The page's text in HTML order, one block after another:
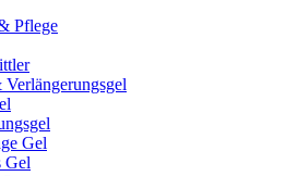
Pflege
Gel
Gel